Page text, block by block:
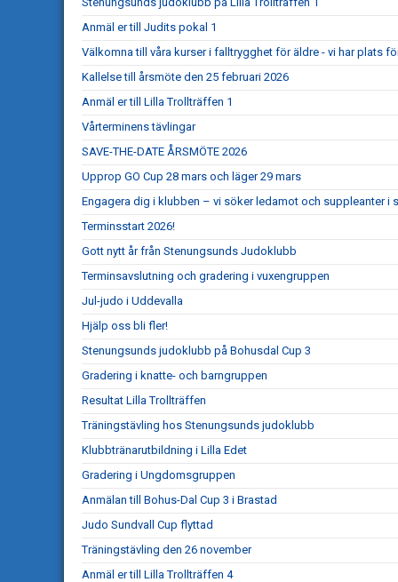
Anmäl er till Judits pokal 1
Välkomna till våra kurser i falltrygghet för äldre - vi har plats
Kallelse till årsmöte den 25 februari 2026
Anmäl er till Lilla Trollträffen 1
Vårterminens tävlingar
SAVE-THE-DATE ÅRSMÖTE 2026
Upprop GO Cup 28 mars och läger 29 mars
Engagera dig i klubben – vi söker ledamot och suppleanter i
Terminsstart 2026!
Gott nytt år från Stenungsunds Judoklubb
Terminsavslutning och gradering i vuxengruppen
Jul-judo i Uddevalla
Hjälp oss bli fler!
Stenungsunds judoklubb på Bohusdal Cup 3
Gradering i knatte- och barngruppen
Resultat Lilla Trollträffen
Träningstävling hos Stenungsunds judoklubb
Klubbtränarutbildning i Lilla Edet
Gradering i Ungdomsgruppen
Anmälan till Bohus-Dal Cup 3 i Brastad
Judo Sundvall Cup flyttad
Träningstävling den 26 november
Anmäl er till Lilla Trollträffen 4